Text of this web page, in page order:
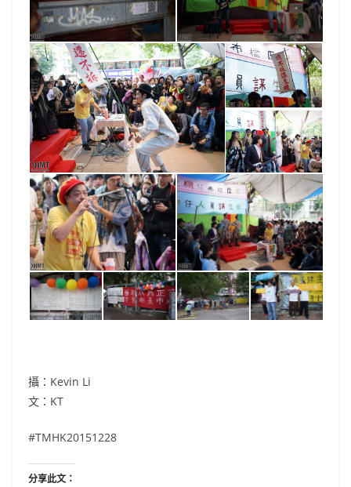
攝：Kevin Li
文：KT
#‎TMHK20151228
分享此文：